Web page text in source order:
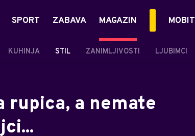
SPORT ZABAVA MAGAZIN
KUHINJA STIL ZANIMLJIVOSTI LJUBIMCI
MOBIT
rupica, a nemate